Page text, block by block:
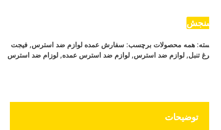
همه محصولات برچسب:سفارش عمده لوازم ضد استرس,فیجت
تنبل ,لوازم ضد استرس,لوازم ضد استرس عمده,لوزام ضد استرس
توضیحات